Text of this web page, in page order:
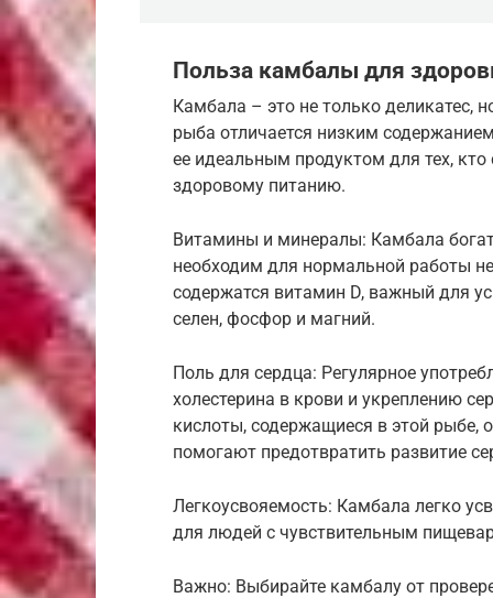
Польза камбалы для
Камбала – это не только деликатес,
рыба отличается низким
ее идеальным продуктом для тех, кто
здоровому питанию.
Витамины и минералы: Камбала
необходим для нормальной работы
содержатся витамин D, важный для
селен, фосфор и магний.
Поль для сердца: Регулярное
холестерина в крови и укреплению
кислоты, содержащиеся в этой рыбе,
помогают предотвратить развитие
Легкоусвояемость: Камбала легко
для людей с чувствительным
Важно: Выбирайте камбалу от